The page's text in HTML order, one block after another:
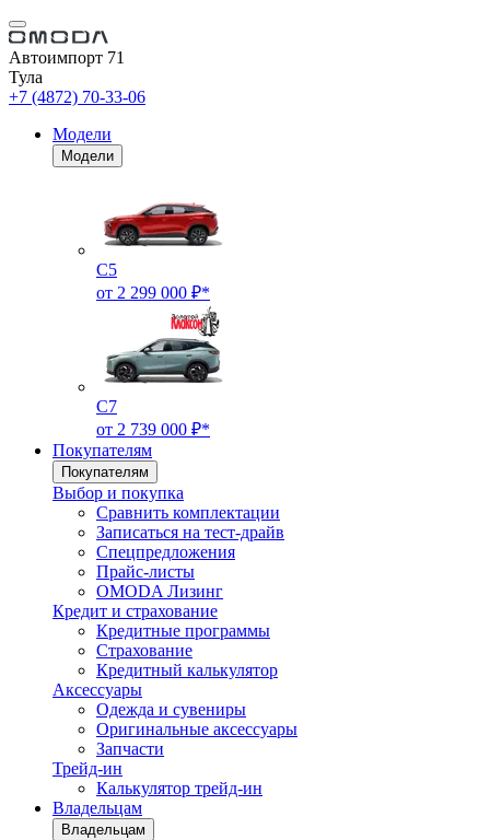
Автоимпорт 71
Тула
+7 (4872) 70-33-06
Модели
Модели
C5
от 2 299 000 ₽*
C7
от 2 739 000 ₽*
Покупателям
Покупателям
Выбор и покупка
Сравнить комплектации
Записаться на тест-драйв
Cпецпредложения
Прайс-листы
OMODA Лизинг
Кредит и страхование
Кредитные программы
Страхование
Кредитный калькулятор
Аксессуары
Одежда и сувениры
Оригинальные аксессуары
Запчасти
Трейд-ин
Калькулятор трейд-ин
Владельцам
Владельцам